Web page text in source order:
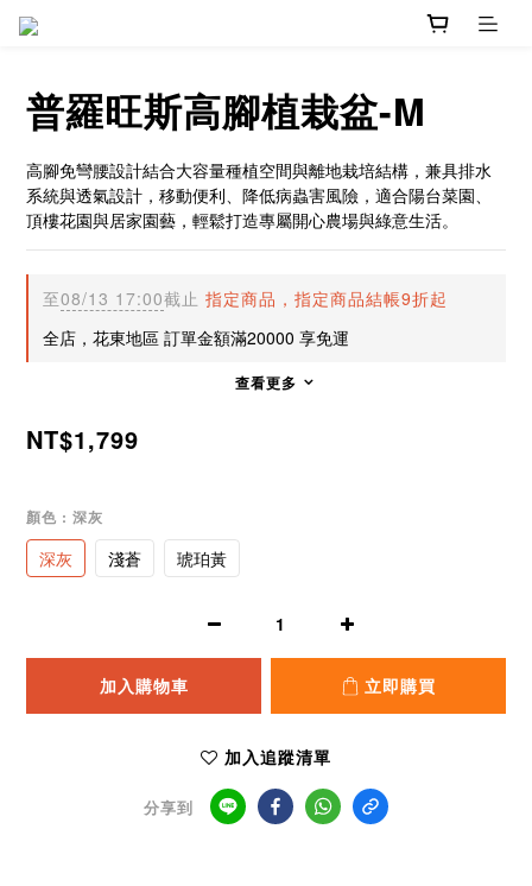
普羅旺斯高腳植栽盆-M
高腳免彎腰設計結合大容量種植空間與離地栽培結構，兼具排水
系統與透氣設計，移動便利、降低病蟲害風險，適合陽台菜園、
頂樓花園與居家園藝，輕鬆打造專屬開心農場與綠意生活。
至08/13 17:00截止 指定商品，指定商品結帳9折起
全店，花東地區 訂單金額滿20000 享免運
查看更多
NT$1,799
顏色 : 深灰
深灰 淺蒼 琥珀黃
加入購物車 立即購買
加入追蹤清單
分享到